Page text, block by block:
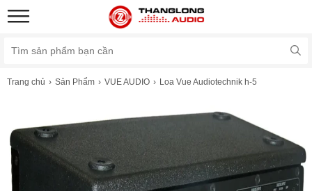
Trang chủ Sản Phẩm VUE AUDIO Loa Vue Audiotechnik h-5